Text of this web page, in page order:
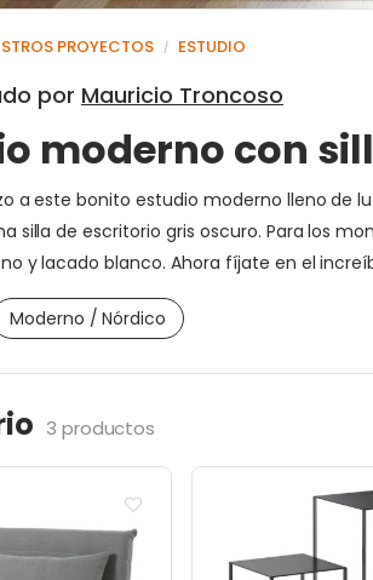
PROYECTOS / ESTUDIO
por Mauricio Troncoso
moderno con
a este bonito estudio moderno lleno de
silla de escritorio gris oscuro. Para los
y lacado blanco. Ahora fíjate en el
Moderno / Nórdico
3 productos